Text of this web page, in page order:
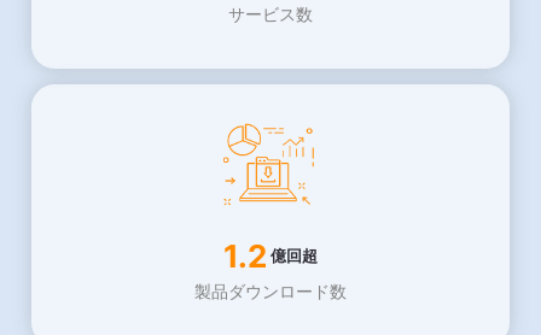
サービス数
1.2 億回超
製品ダウンロード数